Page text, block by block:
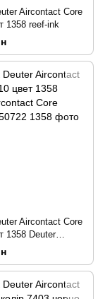
Aircontact Core
1358 reef-ink
Aircontact Core
1358 Deuter
70+10